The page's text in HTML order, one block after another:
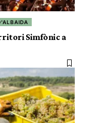
Simfònic a